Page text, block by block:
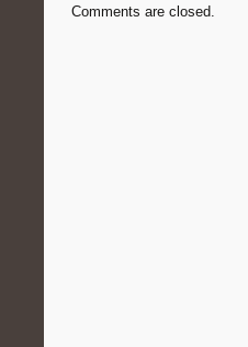
Comments are closed.